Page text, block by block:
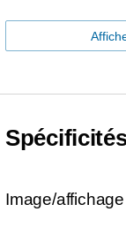
Image/affichage